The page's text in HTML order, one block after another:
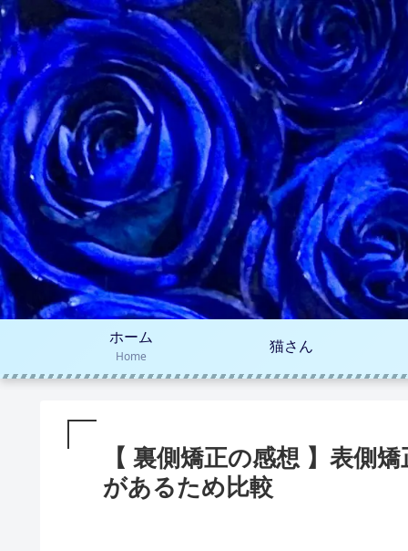
ホーム
Home
猫さん
【 裏側矯正の感想 】表側
があるため比較